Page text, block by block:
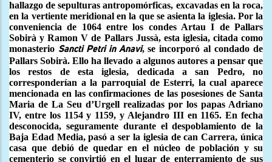
hallazgo desepulturasantropomórficas, excavadas en la roca,
en la vertiente meridional en la que se asienta la iglesia. Por la
conveniencia de 1064 entre los condes Artau I de Pallars
Sobirà y Ramon V de Pallars Jussà, esta iglesia, citada como
monasterio Sancti Petri in Anavi,se incorporó al condado de
Pallars Sobirà. Ello ha llevado a algunos autores a pensar que
los restos de esta iglesia, dedicada a san Pedro, no
corresponderían a la parroquial de Esterri, la cual aparece
mencionada en las confirmaciones de las posesiones de Santa
Maria de La Seu d’Urgell realizadas por los papas Adriano
IV, entre los 1154 y 1159, y Alejandro III en 1165. En fecha
desconocida, seguramente durante el despoblamiento de la
Baja Edad Media, pasó a ser la iglesia de can Carrera, única
casa que debió de quedar en el núcleo de población y su
cementerio se convirtió en el lugar de enterramiento de sus